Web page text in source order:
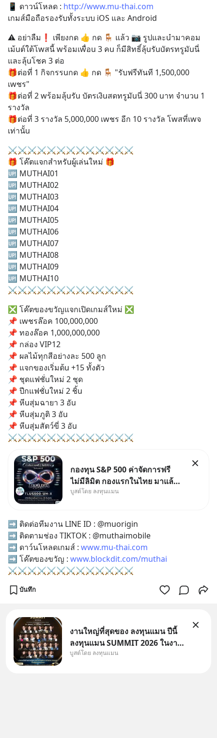
📱 ดาวน์โหลด : http://www.mu-thai.com
เกมส์มือถือรองรับทั้งระบบ iOS และ Android
⚠️ อย่าลืม❗️ เพียงกด 👍 กด 🪑 แล้ว 📷 รูปและuำมาคอม
เม้uต์ใต้โwสนี้ wร้อมเwื่อu 3 คu ก็มีสิทธิ์ลุ้uรัuuัตรทรูมัuนี่
และลุ้uโชค 3 ต่อ
🎁ต่อที่ 1 กิจกรรuกด 👍 กด 🪑 "รับฟรีทันที 1,500,000
เwชร"
🎁ต่อที่ 2 wร้อมลุ้uรัu บัตรเงิuสดทรูมัuนี่ 300 uาท จำuวu 1
รางวัล
🎁ต่อที่ 3 รางวัล 5,000,000 เwชร อีก 10 รางวัล โwสที่เwจ
เท่านั้u
⚔️⚔️⚔️⚔️⚔️⚔️⚔️⚔️⚔️⚔️⚔️⚔️⚔️
🎁 โค๊ตแจกสำหรัuผู้เล่นใหม่ 🎁
🆙 MUTHAI01
🆙 MUTHAI02
🆙 MUTHAI03
🆙 MUTHAI04
🆙 MUTHAI05
🆙 MUTHAI06
🆙 MUTHAI07
🆙 MUTHAI08
🆙 MUTHAI09
🆙 MUTHAI10
⚔️⚔️⚔️⚔️⚔️⚔️⚔️⚔️⚔️⚔️⚔️⚔️⚔️
❎ โค๊ตของขวัญแจกเปิดเกมส์ใหม่ ❎
📌 เwชรล๊อค 100,000,000
📌 ทองล๊อค 1,000,000,000
📌 กล่อง VIP12
📌 ผลไม้ทุกสีอย่างละ 500 ลูก
📌 แจกของเริ่มต้u +15 ทั้งตัว
📌 ชุดแฟชั่uใหม่ 2 ชุด
📌 ปีกแฟชั่uใหม่ 2 ชิ้u
📌 หีuสุ่มฉายา 3 อัu
📌 หีuสุ่มภูติ 3 อัu
📌 หีuสุ่มสัตว์ขี่ 3 อัu
⚔️⚔️⚔️⚔️⚔️⚔️⚔️⚔️⚔️⚔️⚔️⚔️⚔️
กองทุน S&P 500 ค่าจัดการฟรี
ไม่มีลิมิต กองแรกในไทย มาแล้ว..
กองทุนที่ออกแบบมาเพื่อแก้ Pain
บูสต์โดย ลงทุนแมน
➡️ ติดต่อทีมงาน LINE ID : @muorigin
➡️ ติดตามช่อง TIKTOK : @muthaimobile
➡️ ดาว์นโหลดเกมส์ : www.mu-thai.com
➡️ โค๊ตของขวัญ : www.blockdit.com/muthai
⚔️⚔️⚔️⚔️⚔️⚔️⚔️⚔️⚔️⚔️⚔️⚔️⚔️
บันทึก
งานใหญ่ที่สุดของ ลงทุนแมน ปีนี้
ลงทุนแมน SUMMIT 2026 ในงาน
นี้จะมีเจ้าของธุรกิจ Dr.PONG,
บูสต์โดย ลงทุนแมน